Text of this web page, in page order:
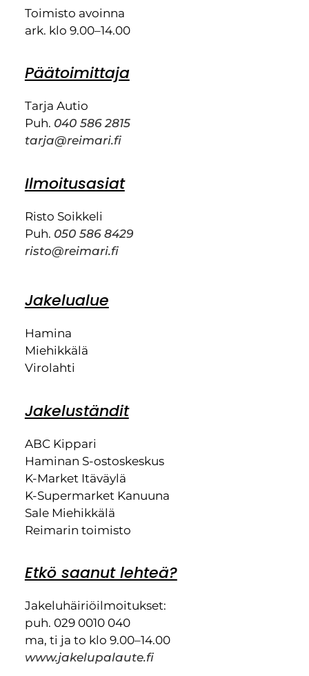
Toimisto avoinna
ark. klo 9.00–14.00
Päätoimittaja
Tarja Autio
Puh. 040 586 2815
tarja@reimari.fi
Ilmoitusasiat
Risto Soikkeli
Puh. 050 586 8429
risto@reimari.fi
Jakelualue
Hamina
Miehikkälä
Virolahti
Jakeluständit
ABC Kippari
Haminan S-ostoskeskus
K-Market Itäväylä
K-Supermarket Kanuuna
Sale Miehikkälä
Reimarin toimisto
Etkö saanut lehteä?
Jakeluhäiriöilmoitukset:
puh. 029 0010 040
ma, ti ja to klo 9.00–14.00
www.jakelupalaute.fi